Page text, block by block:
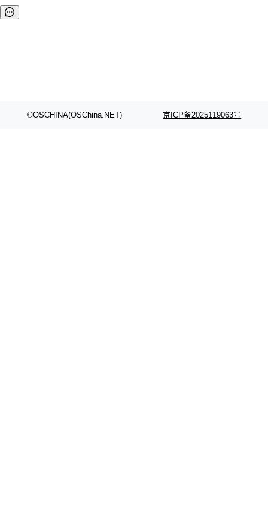
©OSCHINA(OSChina.NET) 京ICP备2025119063号